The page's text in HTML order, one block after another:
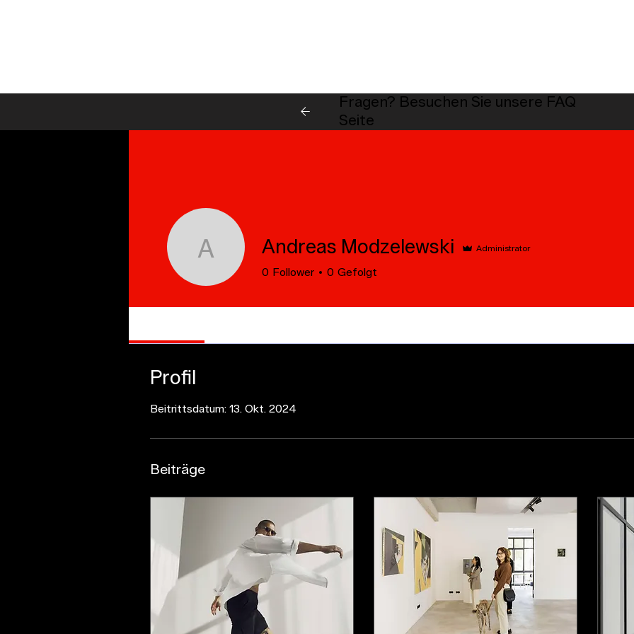
Fragen? Besuchen Sie unsere FAQ
Seite
Andreas Modzelewski
Andreas Modzelewski Administrator
0 Follower 0 Gefolgt
Profil
Beitrittsdatum: 13. Okt. 2024
Beiträge